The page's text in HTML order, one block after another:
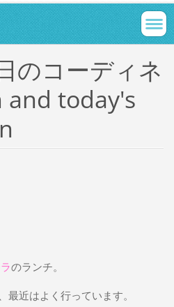
のコーディネ
and today's
のランチ。
近はよく行っています。